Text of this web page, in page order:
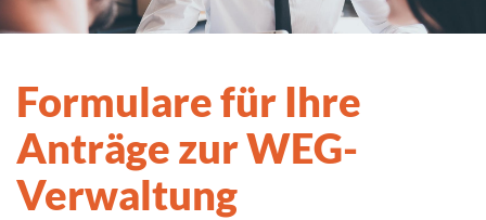
Formulare für Ihre
Anträge zur WEG-
Verwaltung